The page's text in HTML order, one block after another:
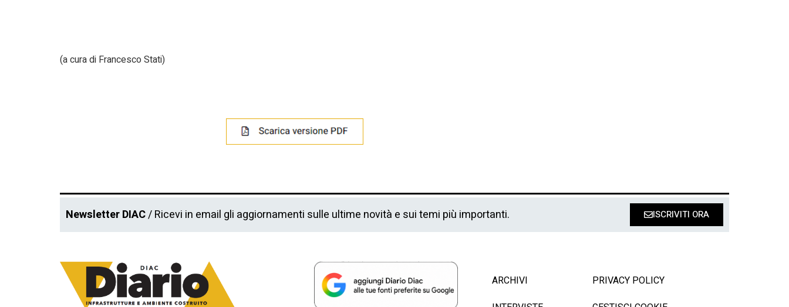
(a cura di Francesco Stati)
Newsletter DIAC/ Ricevi in email gli aggiornamenti sulle ultime novità e sui temi più importanti. ISCRIVITI ORA
ARCHIVI
PRIVACY POLICY